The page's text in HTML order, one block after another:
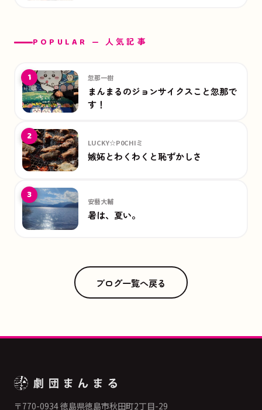
POPULAR — 人気記事
1 忽那一樹
まんまるのジョンサイクスこと忽那で
す！
2 LUCKY☆P0CHIミ
嫉妬とわくわくと恥ずかしさ
3 安藝大輔
暑は、夏い。
ブログ一覧へ戻る
〒770-0934 徳島県徳島市秋田町2丁目-29